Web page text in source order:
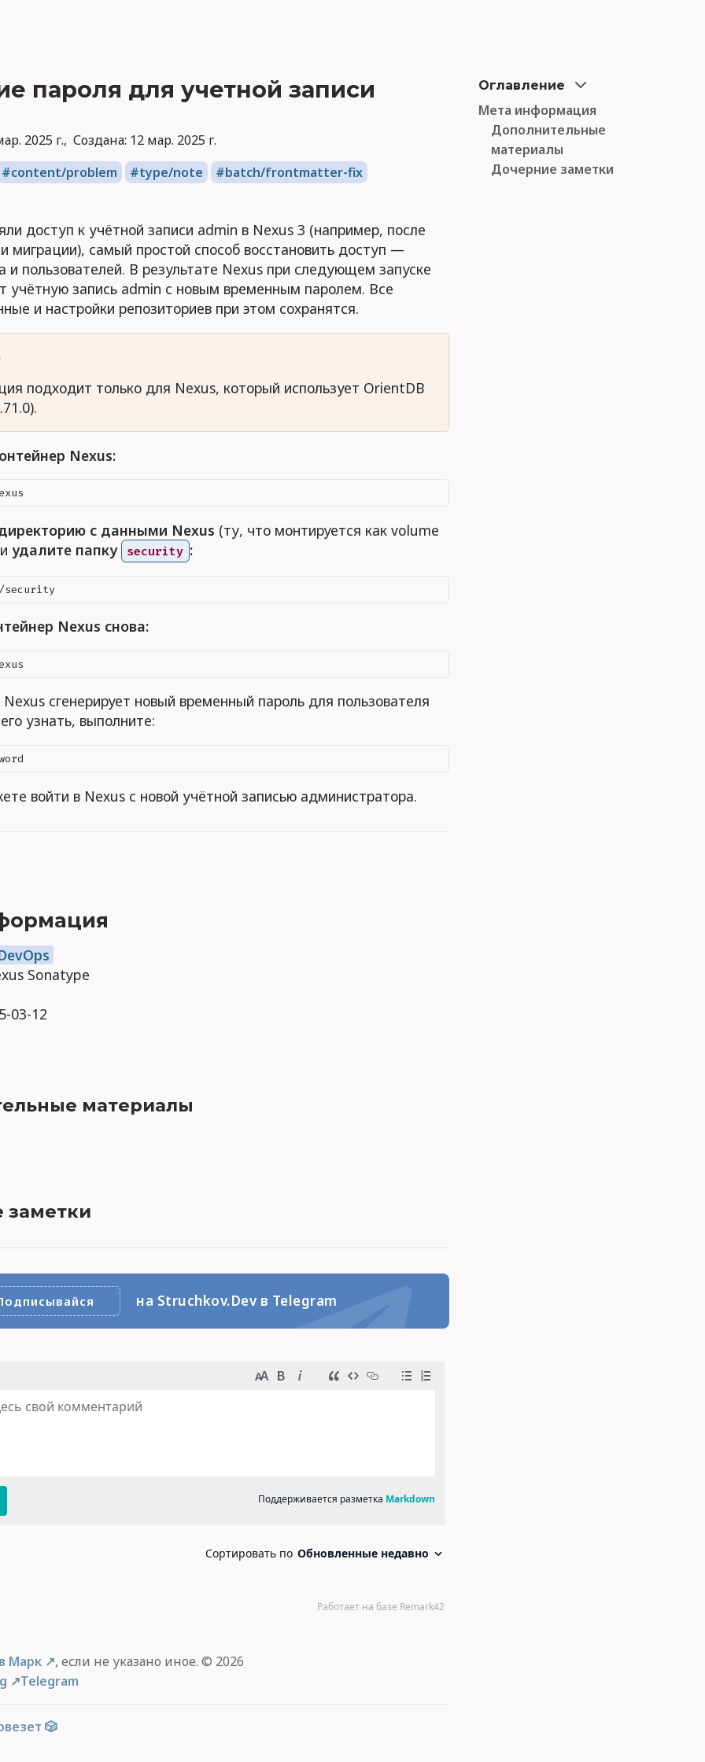
пароля для учетной записи
2025 г. Создана: 12 мар. 2025 г.
content/problem
type/note batch/frontmatter-fix
доступ к учётной записи admin в Nexus 3 (например, после
миграции), самый простой способ восстановить доступ —
и пользователей. В результате Nexus при следующем запуске
учётную запись admin с новым временным паролем. Все
и настройки репозиториев при этом сохранятся.
подходит только для Nexus, который использует OrientDB
Nexus:
с данными Nexus (ту, что монтируется как volume
удалите папку security :
Nexus снова:
сгенерирует новый временный пароль для пользователя
узнать, выполните:
войти в Nexus с новой учётной записью администратора.
Sonatype
03-12
материалы
заметки
на Struchkov.Dev в Telegram
Оглавление
Мета информация
Дополнительные
материалы
Дочерние заметки
Марк
, если не указано иное. © 2026
Telegram
🎲